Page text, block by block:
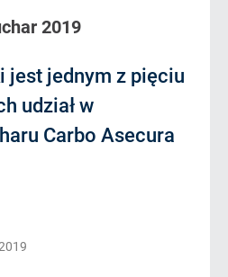
2019
jest jednym z pięciu
udział w
Carbo Asecura